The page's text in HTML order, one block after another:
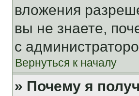
вложения
вы не знаете,
с
Вернуться к началу
» Почему я